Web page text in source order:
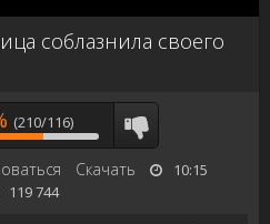
соблазнила своего
(210/116)
Скачать
10:15
119 744